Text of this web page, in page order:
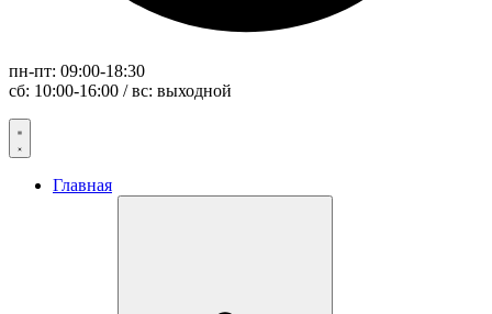
пн-пт: 09:00-18:30
сб: 10:00-16:00 / вс: выходной
Главная